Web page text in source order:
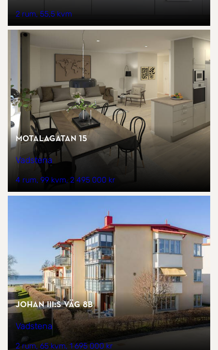
2 rum 55,5 kvm
Motalagatan 15
Vadstena
4 rum 99 kvm 2 495 000 kr
Johan III:s väg 8B
Vadstena
2 rum 65 kvm 1 695 000 kr